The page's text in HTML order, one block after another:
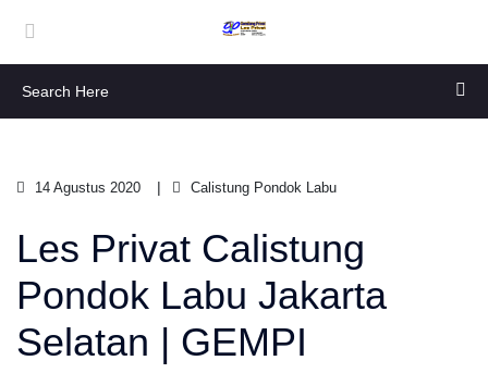
14 Agustus 2020 Calistung Pondok Labu
Les Privat Calistung
Pondok Labu Jakarta
Selatan | GEMPI